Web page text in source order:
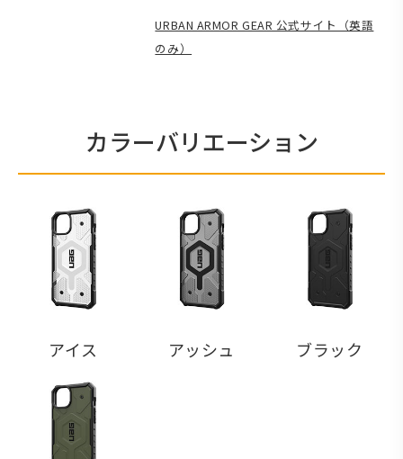
URBAN ARMOR GEAR 公式サイト（英語
のみ）
カラーバリエーション
アイス アッシュ ブラック